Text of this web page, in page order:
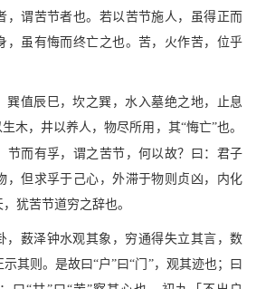
，谓苦节者也。若以苦节施人，虽得正而
，虽有悔而终亡之也。苦，火作苦，位乎
巽值辰巳，坎之巽，水入墓绝之地，止息
木，井以养人，物尽所用，其“悔亡”也。
节而有孚，谓之苦节，何以故？曰：君子
，但求孚于己心，外滞于物则贞凶，内化
犹苦节道穷之辞也。
，薮泽钟水观其象，穷通得失立其言，数
其则。是故曰“户”曰“门”，观其迹也；曰